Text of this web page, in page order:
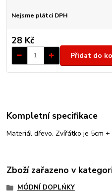
Nejsme plátci DPH
28 Kč
Přidat do
Kompletní specifikace
Materiál dřevo. Zvířátko je 5cm +
Zboží zařazeno v
MÓDNÍ DOPLŃKY